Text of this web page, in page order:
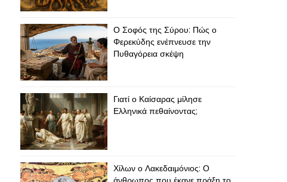
Ο Σοφός της Σύρου: Πώς ο
Φερεκύδης ενέπνευσε την
Πυθαγόρεια σκέψη
Γιατί ο Καίσαρας μίλησε
Ελληνικά πεθαίνοντας;
Χίλων ο Λακεδαιμόνιος: Ο